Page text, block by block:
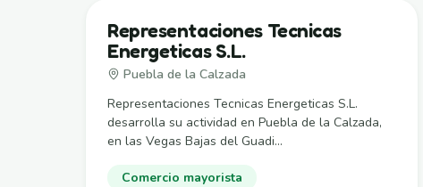
Representaciones Tecnicas
Energeticas S.L.
Puebla de la Calzada
Representaciones Tecnicas Energeticas S.L.
desarrolla su actividad en Puebla de la Calzada,
en las Vegas Bajas del Guadi...
Comercio mayorista